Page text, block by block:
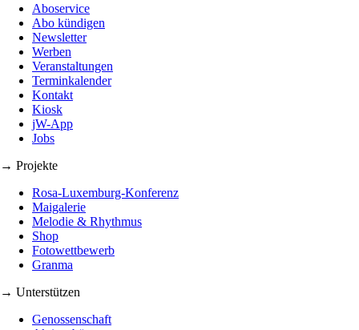
Aboservice
Abo kündigen
Newsletter
Werben
Veranstaltungen
Terminkalender
Kontakt
Kiosk
jW-App
Jobs
→ Projekte
Rosa-Luxemburg-Konferenz
Maigalerie
Melodie & Rhythmus
Shop
Fotowettbewerb
Granma
→ Unterstützen
Genossenschaft